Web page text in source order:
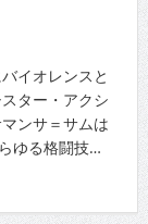
イオレンスと
ター・アクシ
ンサ＝サムは
ゆる格闘技…